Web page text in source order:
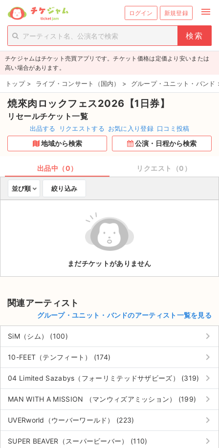
ログイン 新規登録 menu
person_add 新規会員登録
チケットを探す
新着チケット
値下げしたチケット
都道府県からチケットを探す
もうすぐ開催のチケット
チケットのリクエスト一覧
取扱チケット
ライブ・コンサート（国内）
ライブ・コンサート（海外）
スポーツ
演劇・ミュージカル
ご利用ガイド
ご利用ガイド
手数料・お支払い方法
AIに質問する
よくある質問
お知らせ
チケジャムはチケット売買アプリです。チケット価格は定価より安いまたは
高い場合があります。
トップ > ライブ・コンサート（国内） > グループ・ユニット・バンド
焼來肉ロックフェス2026【1日券】
リセールチケット一覧
出品する リクエストする お気に入り登録 口コミ投稿
地域から検索 公演・日程から検索
出品中（0） リクエスト（0）
並び順 絞り込み
まだチケットがありません
関連アーティスト
グループ・ユニット・バンドのアーティスト一覧を見る
SiM（シム） (100) keyboard_arrow_right
10-FEET（テンフィート） (174) keyboard_arrow_right
04 Limited Sazabys（フォーリミテッドサザビーズ） (319) keyboard_arrow_right
MAN WITH A MISSION （マンウィズアミッション） (199) keyboard_arrow_right
UVERworld（ウーバーワールド） (223) keyboard_arrow_right
SUPER BEAVER（スーパービーバー） (110) keyboard_arrow_right